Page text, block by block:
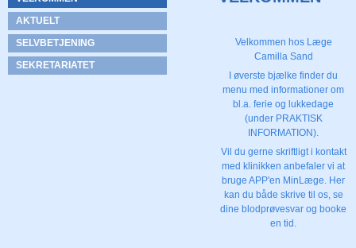
AKTUELT
SELVBETJENING
SEKRETARIATET
Velkommen hos Læge
Camilla Sand
I øverste bjælke finder du
menu med informationer om
bl.a. ferie og lukkedage
(under PRAKTISK
INFORMATION).
Vil du gerne skriftligt i kontakt
med klinikken anbefaler vi at
bruge APP'en MinLæge. Her
kan du både skrive til os, se
dine blodprøvesvar og booke
en tid.